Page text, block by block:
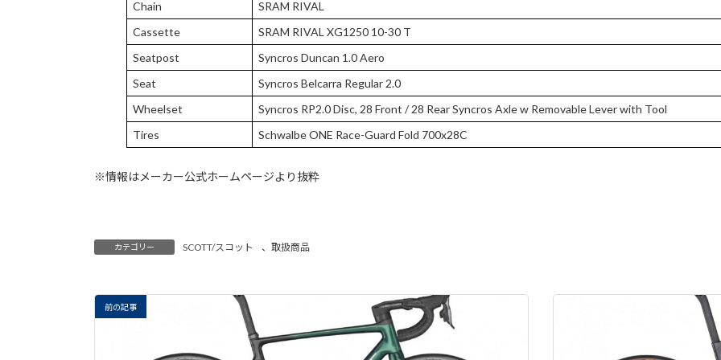
Chain
SRAM RIVAL
Cassette
SRAM RIVAL XG1250 10-30 T
Seatpost
Syncros Duncan 1.0 Aero
Seat
Syncros Belcarra Regular 2.0
Wheelset
Syncros RP2.0 Disc, 28 Front / 28 Rear Syncros Axle w Removable Lever with Tool
Tires
Schwalbe ONE Race-Guard Fold 700x28C
※情報はメーカー公式ホームページより抜粋
カテゴリー SCOTT/スコット 、 取扱商品
前の記事